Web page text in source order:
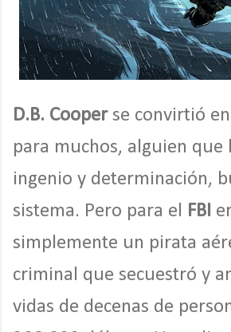
D.B. Cooperse convirtió
para muchos, alguien que
ingenio y determinación,
sistema. Pero para el FBI
simplemente un pirata
criminal que secuestró y
vidas de decenas de